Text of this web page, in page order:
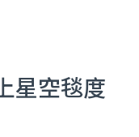
星空毯度